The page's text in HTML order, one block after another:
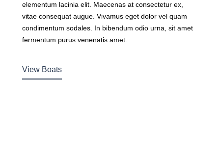
elementum lacinia elit. Maecenas at consectetur ex,
vitae consequat augue. Vivamus eget dolor vel quam
condimentum sodales. In bibendum odio urna, sit amet
fermentum purus venenatis amet.
View Boats